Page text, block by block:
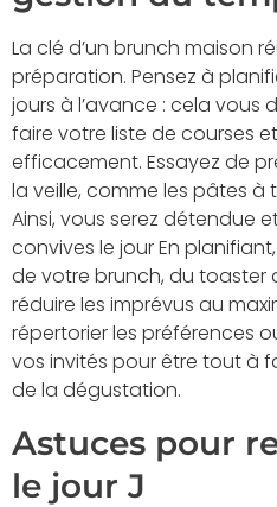
La clé d’un brunch maison
préparation. Pensez à
jours à l’avance : cela
faire votre liste de courses
efficacement. Essayez de
la veille, comme les pâtes à
Ainsi, vous serez détendue
convives le jour En
de votre brunch, du toaster
réduire les imprévus au
répertorier les préférences
vos invités pour être tout à
de la dégustation.
Astuces pour
le jour J